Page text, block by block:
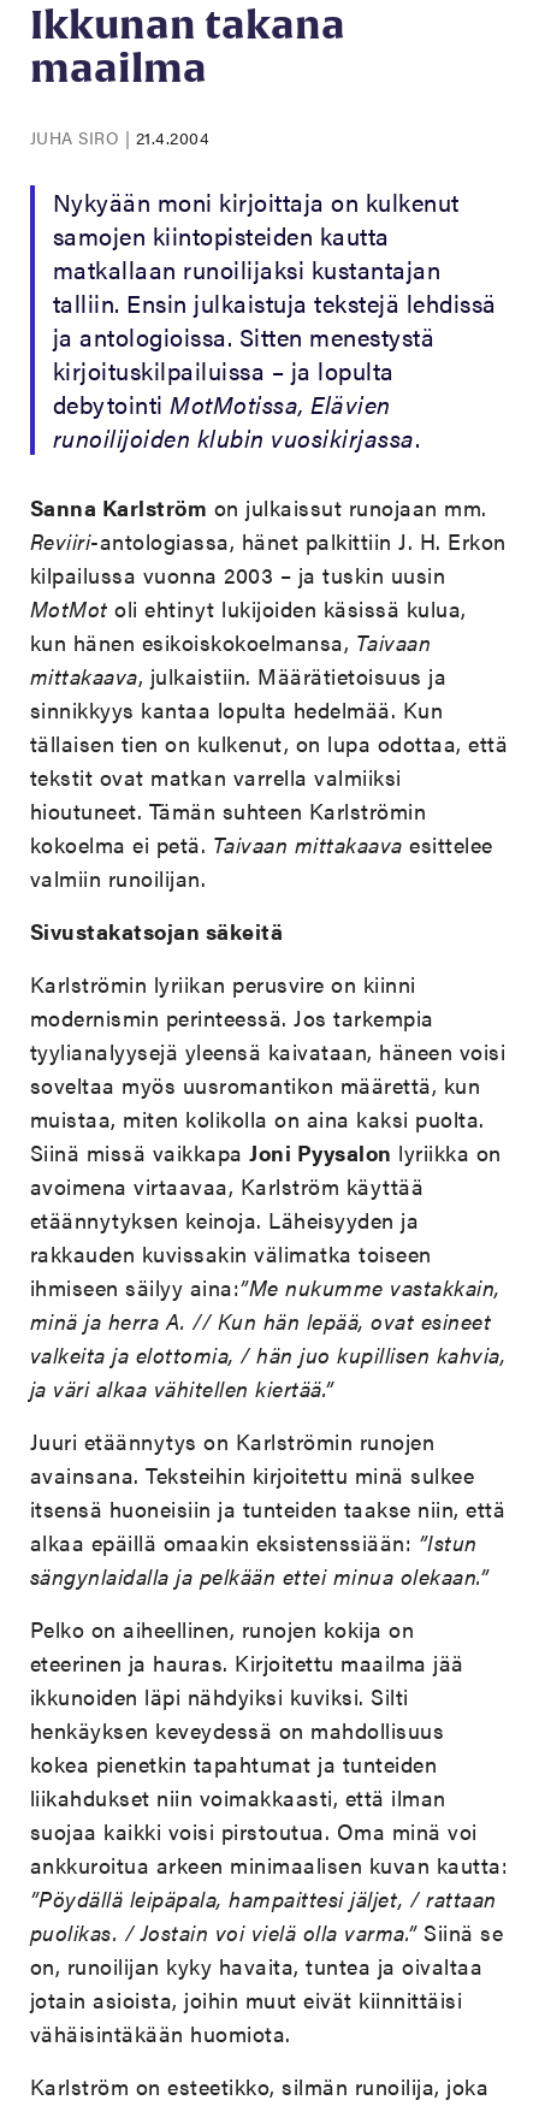
Ikkunan takana
maailma
JUHA SIRO | 21.4.2004
Nykyään moni kirjoittaja on kulkenut
samojen kiintopisteiden kautta
matkallaan runoilijaksi kustantajan
talliin. Ensin julkaistuja tekstejä lehdissä
ja antologioissa. Sitten menestystä
kirjoituskilpailuissa – ja lopulta
debytointiMotMotissa, Elävien
runoilijoiden klubin vuosikirjassa.
Sanna Karlström on julkaissut runojaan mm.
Reviiri-antologiassa, hänet palkittiin J. H. Erkon
kilpailussa vuonna 2003 – ja tuskin uusin
MotMot oli ehtinyt lukijoiden käsissä kulua,
kun hänen esikoiskokoelmansa, Taivaan
mittakaava, julkaistiin. Määrätietoisuus ja
sinnikkyys kantaa lopulta hedelmää. Kun
tällaisen tien on kulkenut, on lupa odottaa, että
tekstit ovat matkan varrella valmiiksi
hioutuneet. Tämän suhteen Karlströmin
kokoelma ei petä. Taivaan mittakaava esittelee
valmiin runoilijan.
Sivustakatsojan säkeitä
Karlströmin lyriikan perusvire on kiinni
modernismin perinteessä. Jos tarkempia
tyylianalyysejä yleensä kaivataan, häneen voisi
soveltaa myös uusromantikon määrettä, kun
muistaa, miten kolikolla on aina kaksi puolta.
Siinä missä vaikkapaJoni Pyysalon lyriikka on
avoimena virtaavaa, Karlström käyttää
etäännytyksen keinoja. Läheisyyden ja
rakkauden kuvissakin välimatka toiseen
ihmiseen säilyy aina:”Me nukumme vastakkain,
minä ja herra A. // Kun hän lepää, ovat esineet
valkeita ja elottomia, / hän juo kupillisen kahvia,
ja väri alkaa vähitellen kiertää.”
Juuri etäännytys on Karlströmin runojen
avainsana. Teksteihin kirjoitettu minä sulkee
itsensä huoneisiin ja tunteiden taakse niin, että
alkaa epäillä omaakin eksistenssiään: ”Istun
sängynlaidalla ja pelkään ettei minua olekaan.”
Pelko on aiheellinen, runojen kokija on
eteerinen ja hauras. Kirjoitettu maailma jää
ikkunoiden läpi nähdyiksi kuviksi. Silti
henkäyksen keveydessä on mahdollisuus
kokea pienetkin tapahtumat ja tunteiden
liikahdukset niin voimakkaasti, että ilman
suojaa kaikki voisi pirstoutua. Oma minä voi
ankkuroitua arkeen minimaalisen kuvan kautta:
”Pöydällä leipäpala, hampaittesi jäljet, / rattaan
puolikas. / Jostain voi vielä olla varma.”Siinä se
on, runoilijan kyky havaita, tuntea ja oivaltaa
jotain asioista, joihin muut eivät kiinnittäisi
vähäisintäkään huomiota.
Karlström on esteetikko, silmän runoilija, joka